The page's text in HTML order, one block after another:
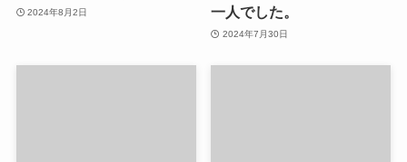
2024年8月2日
一人でした。
2024年7月30日